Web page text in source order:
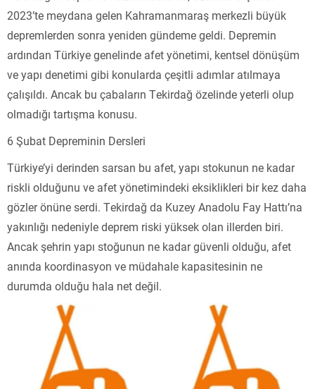
2023’te meydana gelen Kahramanmaraş merkezli büyük
depremlerden sonra yeniden gündeme geldi. Depremin
ardından Türkiye genelinde afet yönetimi, kentsel dönüşüm
ve yapı denetimi gibi konularda çeşitli adımlar atılmaya
çalışıldı. Ancak bu çabaların Tekirdağ özelinde yeterli olup
olmadığı tartışma konusu.
6 Şubat Depreminin Dersleri
Türkiye’yi derinden sarsan bu afet, yapı stokunun ne kadar
riskli olduğunu ve afet yönetimindeki eksiklikleri bir kez daha
gözler önüne serdi. Tekirdağ da Kuzey Anadolu Fay Hattı’na
yakınlığı nedeniyle deprem riski yüksek olan illerden biri.
Ancak şehrin yapı stoğunun ne kadar güvenli olduğu, afet
anında koordinasyon ve müdahale kapasitesinin ne
durumda olduğu hala net değil.